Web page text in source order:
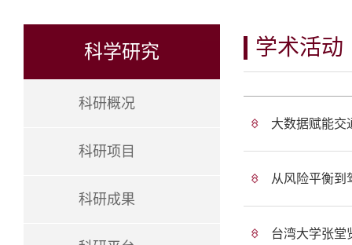
科学研究
科研概况
科研项目
科研成果
学术活动
大数据赋能交
从风险平衡到
台湾大学张堂